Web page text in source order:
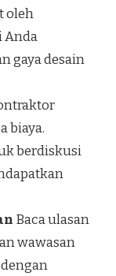
oleh
Anda
gaya desain
biaya.
berdiskusi
Baca ulasan
wawasan